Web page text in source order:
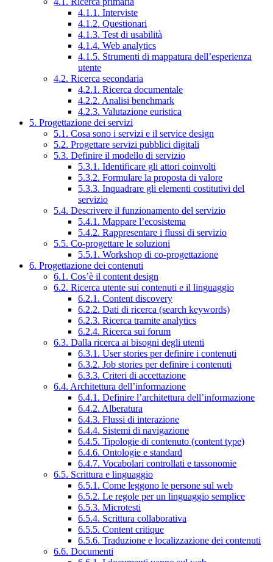
4.1.1. Interviste
4.1.2. Questionari
4.1.3. Test di usabilità
4.1.4. Web analytics
4.1.5. Strumenti di mappatura dell’esperienza
utente
4.2. Ricerca secondaria
4.2.1. Ricerca documentale
4.2.2. Analisi benchmark
4.2.3. Valutazione euristica
5. Progettazione dei servizi
5.1. Cosa sono i servizi e il service design
5.2. Progettare servizi pubblici digitali
5.3. Definire il modello di servizio
5.3.1. Identificare gli attori coinvolti
5.3.2. Formulare la proposta di valore
5.3.3. Inquadrare gli elementi costitutivi del
servizio
5.4. Descrivere il funzionamento del servizio
5.4.1. Mappare l’ecosistema
5.4.2. Rappresentare i flussi di servizio
5.5. Co-progettare le soluzioni
5.5.1. Workshop di co-progettazione
6. Progettazione dei contenuti
6.1. Cos’è il content design
6.2. Ricerca utente sui contenuti e il linguaggio
6.2.1. Content discovery
6.2.2. Dati di ricerca (search keywords)
6.2.3. Ricerca tramite analytics
6.2.4. Ricerca sui forum
6.3. Dalla ricerca ai bisogni degli utenti
6.3.1. User stories per definire i contenuti
6.3.2. Job stories per definire i contenuti
6.3.3. Criteri di accettazione
6.4. Architettura dell’informazione
6.4.1. Definire l’architettura dell’informazione
6.4.2. Alberatura
6.4.3. Flussi di interazione
6.4.4. Sistemi di navigazione
6.4.5. Tipologie di contenuto (content type)
6.4.6. Ontologie e standard
6.4.7. Vocabolari controllati e tassonomie
6.5. Scrittura e linguaggio
6.5.1. Come leggono le persone sul web
6.5.2. Le regole per un linguaggio semplice
6.5.3. Microtesti
6.5.4. Scrittura collaborativa
6.5.5. Content critique
6.5.6. Traduzione e localizzazione dei contenuti
6.6. Documenti